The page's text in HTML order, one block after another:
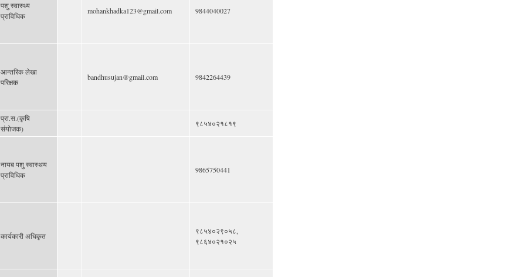
पशु स्वास्थ्य
प्राविधिक
mohankhadka123@gmail.com 9844040027
आन्तरिक लेखा
परिक्षक
bandhusujan@gmail.com 9842264439
प्रा.स.(कृषि
संयोजक)
९८५४०२१८१९
नायब पशु स्वास्थय
प्राविधिक
9865750441
कार्यकारी अधिकृत
९८५४०२९०५८,
९८६४०२१०२५